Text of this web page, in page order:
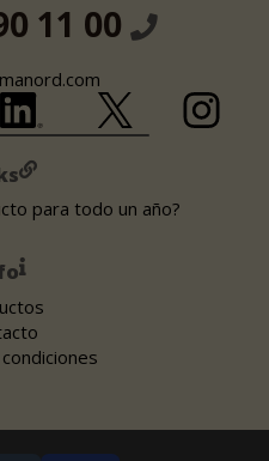
11 00
para todo un año?